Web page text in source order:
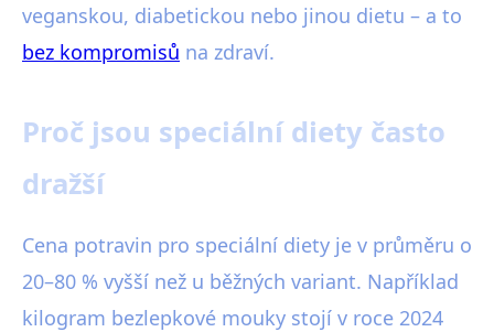
veganskou, diabetickou nebo jinou dietu – a to
bez kompromisů na zdraví.
Proč jsou speciální diety často
dražší
Cena potravin pro speciální diety je v průměru o
20–80 % vyšší než u běžných variant. Například
kilogram bezlepkové mouky stojí v roce 2024